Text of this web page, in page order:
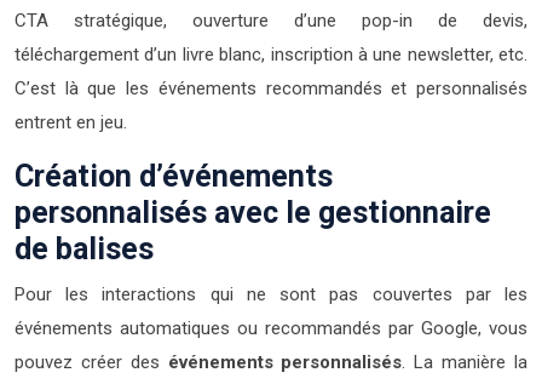
CTA stratégique, ouverture d’une pop-in de devis,
téléchargement d’un livre blanc, inscription à une newsletter, etc.
C’est là que les événements recommandés et personnalisés
entrent en jeu.
Création d’événements
personnalisés avec le gestionnaire
de balises
Pour les interactions qui ne sont pas couvertes par les
événements automatiques ou recommandés par Google, vous
pouvez créer des événements personnalisés. La manière la